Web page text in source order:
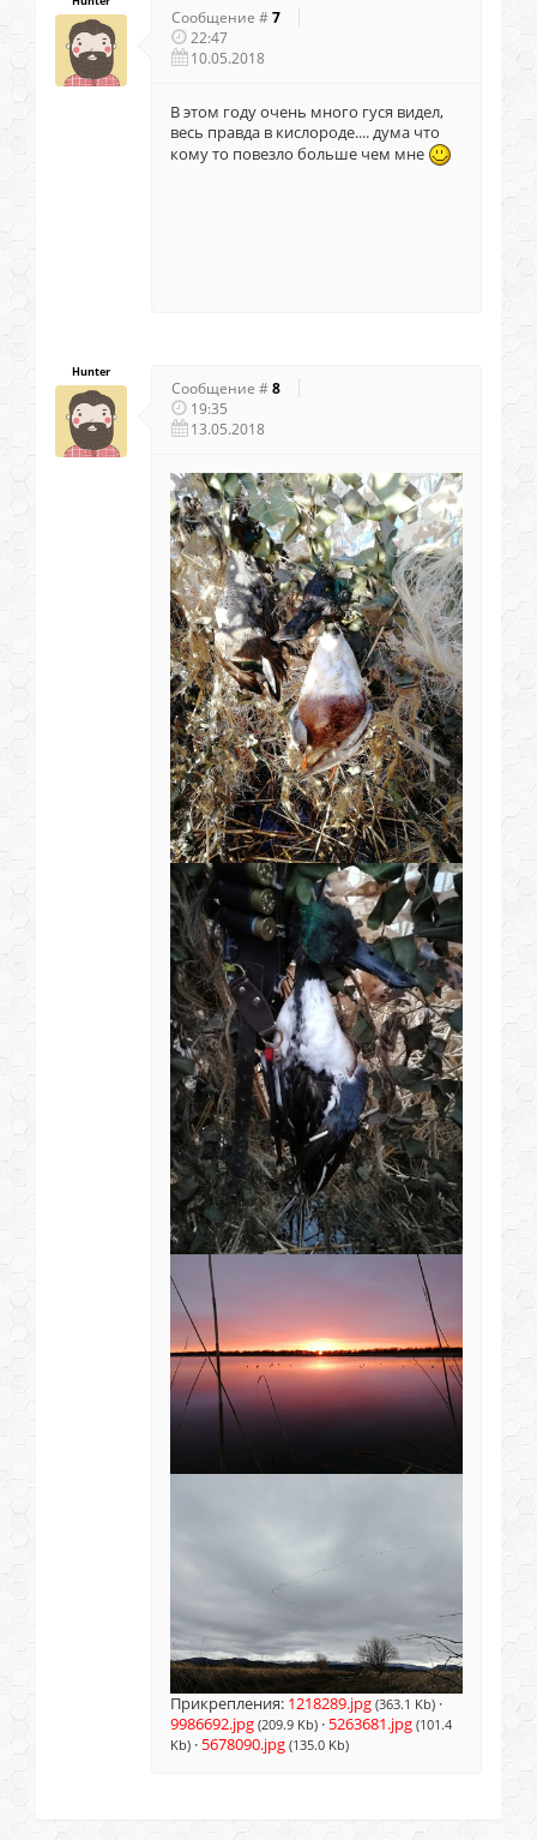
Сообщение #7
22:47
10.05.2018
В этом году очень много гуся видел,
весь правда в кислороде.... дума что
кому то повезло больше чем мне
Hunter
Сообщение #8
19:35
13.05.2018
Прикрепления: 1218289.jpg (363.1 Kb) ·
9986692.jpg (209.9 Kb) · 5263681.jpg (101.4
Kb) · 5678090.jpg (135.0 Kb)